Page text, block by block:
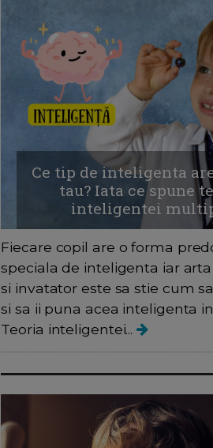
Ce tip de inteligenta
tau? Iata ce spune
inteligentei
Fiecare copil are o forma
speciala de inteligenta iar
si invatator este sa stie cum
si sa ii puna acea inteligenta
Teoria inteligentei...